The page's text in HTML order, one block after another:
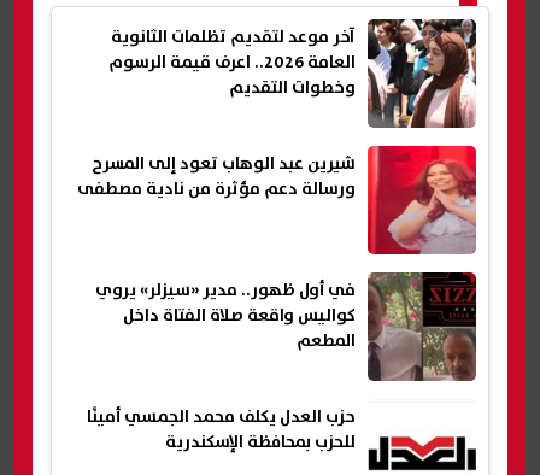
آخر موعد لتقديم تظلمات الثانوية
العامة 2026.. اعرف قيمة الرسوم
وخطوات التقديم
شيرين عبد الوهاب تعود إلى المسرح
ورسالة دعم مؤثرة من نادية مصطفى
في أول ظهور.. مدير «سيزلر» يروي
كواليس واقعة صلاة الفتاة داخل
المطعم
حزب العدل يكلف محمد الجمسي أمينًا
للحزب بمحافظة الإسكندرية